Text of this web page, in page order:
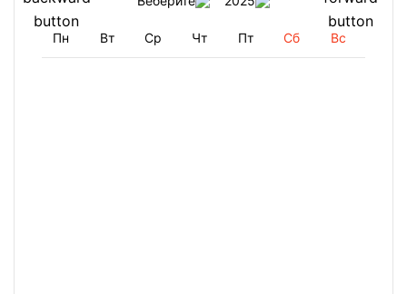
Пн Вт Ср Чт Пт Сб Вс